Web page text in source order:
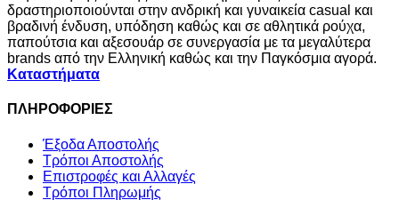
δραστηριοποιούνται στην ανδρική και γυναικεία casual και
βραδινή ένδυση, υπόδηση καθώς και σε αθλητικά ρούχα,
παπούτσια και αξεσουάρ σε συνεργασία με τα μεγαλύτερα
brands από την Ελληνική καθώς και την Παγκόσμια αγορά.
Καταστήματα
ΠΛΗΡΟΦΟΡΙΕΣ
Έξοδα Αποστολής
Τρόποι Αποστολής
Επιστροφές και Αλλαγές
Τρόποι Πληρωμής